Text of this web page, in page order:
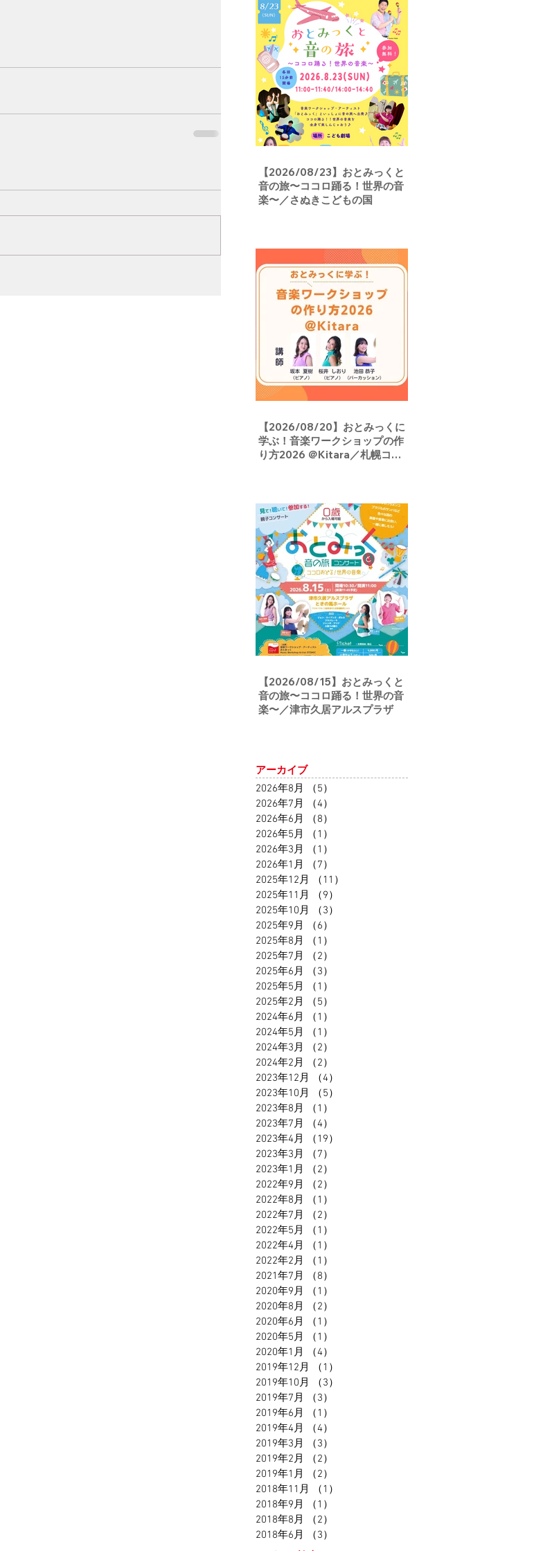
【2026/08/23】おとみっくと
音の旅〜ココロ踊る！世界の音
楽〜／さぬきこどもの国
【2026/08/20】おとみっくに
学ぶ！音楽ワークショップの作
り方2026 ＠Kitara／札幌コン
【2026/08/15】おとみっくと
音の旅〜ココロ踊る！世界の音
楽〜／津市久居アルスプラザ
アーカイブ
2026年8月
（5）
2026年7月
（4）
2026年6月
（8）
2026年5月
（1）
2026年3月
（1）
2026年1月
（7）
2025年12月
（11）
2025年11月
（9）
2025年10月
（3）
2025年9月
（6）
2025年8月
（1）
2025年7月
（2）
2025年6月
（3）
2025年5月
（1）
2025年2月
（5）
2024年6月
（1）
2024年5月
（1）
2024年3月
（2）
2024年2月
（2）
2023年12月
（4）
2023年10月
（5）
2023年8月
（1）
2023年7月
（4）
2023年4月
（19）
2023年3月
（7）
2023年1月
（2）
2022年9月
（2）
2022年8月
（1）
2022年7月
（2）
2022年5月
（1）
2022年4月
（1）
2022年2月
（1）
2021年7月
（8）
2020年9月
（1）
2020年8月
（2）
2020年6月
（1）
2020年5月
（1）
2020年1月
（4）
2019年12月
（1）
2019年10月
（3）
2019年7月
（3）
2019年6月
（1）
2019年4月
（4）
2019年3月
（3）
2019年2月
（2）
2019年1月
（2）
2018年11月
（1）
2018年9月
（1）
2018年8月
（2）
2018年6月
（3）